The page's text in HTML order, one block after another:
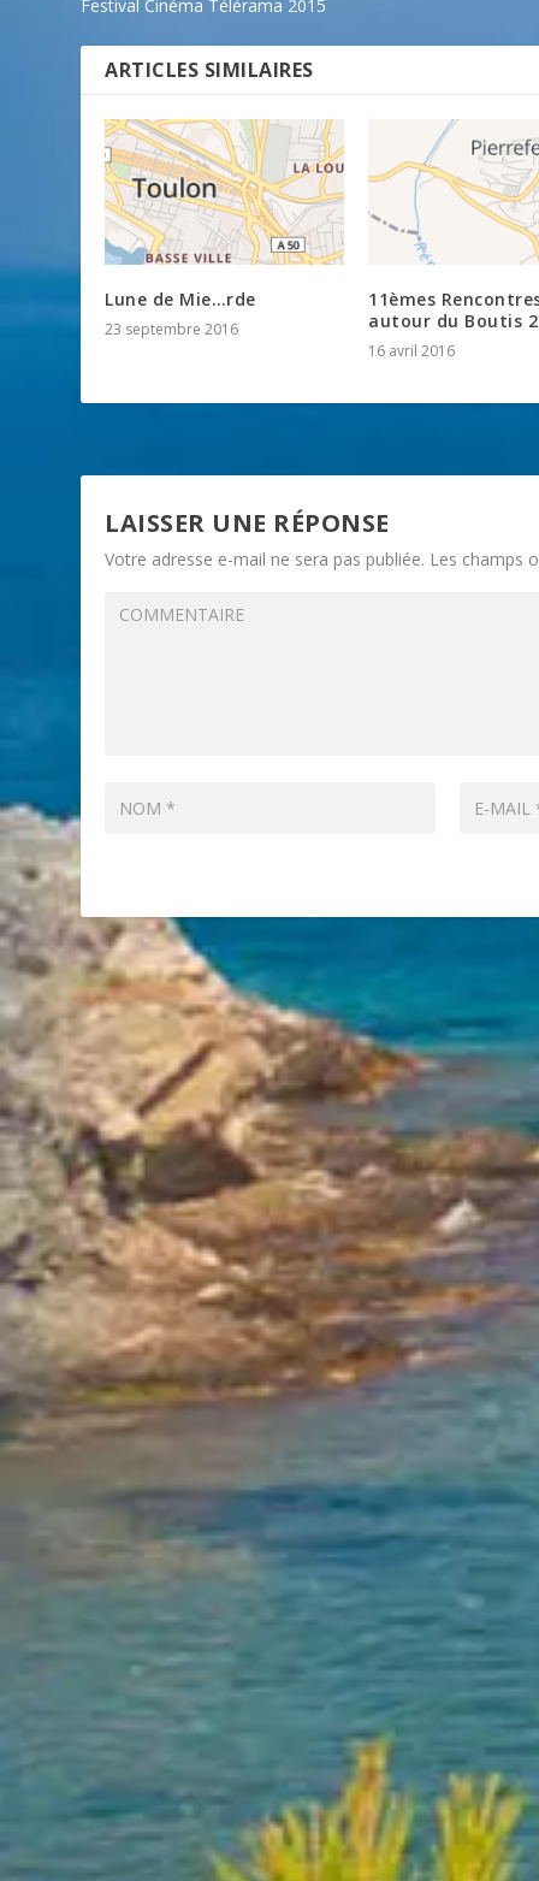
Festival Cinéma Télérama 2015
ARTICLES SIMILAIRES
Lune de Mie…rde
23 septembre 2016
11èmes
autour du Boutis
16 avril 2016
LAISSER UNE RÉPONSE
Votre adresse e-mail ne sera pas publiée. Les champs